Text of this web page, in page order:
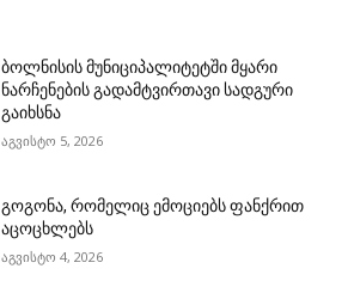
ბოლნისის მუნიციპალიტეტში მყარი
ნარჩენების გადამტვირთავი სადგური
გაიხსნა
აგვისტო 5, 2026
გოგონა, რომელიც ემოციებს ფანქრით
აცოცხლებს
აგვისტო 4, 2026